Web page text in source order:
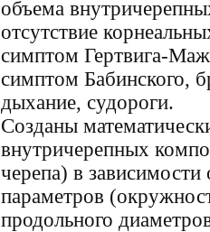
объема
отсутствие
симптом Гертвига-
симптом Бабинского,
дыхание, судороги.
Созданы
внутричерепных
черепа) в
параметров
продольного